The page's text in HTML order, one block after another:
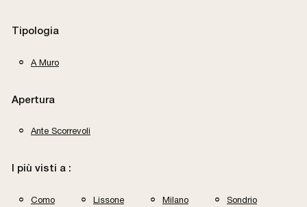
Tipologia
A Muro
Apertura
Ante Scorrevoli
I più visti a :
Como Lissone Milano Sondrio